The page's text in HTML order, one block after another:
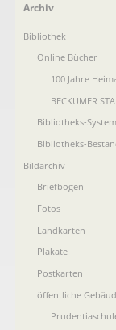
Navigation
Archiv
Bibliothek
Online Bücher
100 Jahre
BECKUMER
Bibliotheks-
Bibliotheks-
Bildarchiv
Briefbögen
Fotos
Landkarten
Plakate
Postkarten
öffentliche